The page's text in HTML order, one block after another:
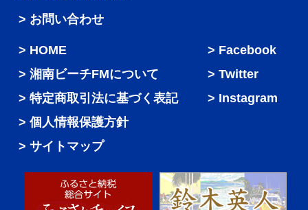
> お問い合わせ
HOME
湘南ビーチFMについて
特定商取引法に基づく表記
個人情報保護方針
サイトマップ
Facebook
Twitter
Instagram